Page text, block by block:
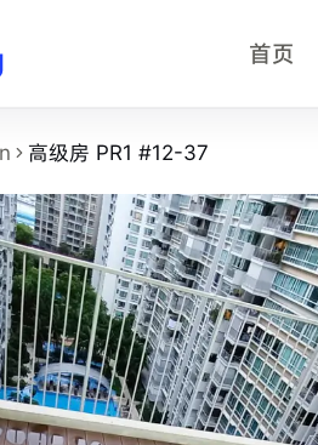
首页
37 房型页事实摘要
高级房 PR1 #12-37房型，适合正在
37。
共居。
，步行约 4 分钟。
最终以实时库存和合同为准。
University。
高级房 PR1 #12-37